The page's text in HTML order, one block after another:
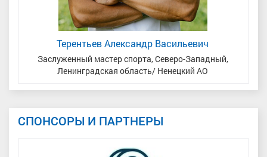
Терентьев Александр Васильевич
Заслуженный мастер спорта, Северо-Западный,
Ленинградская область/ Ненецкий АО
СПОНСОРЫ И ПАРТНЕРЫ